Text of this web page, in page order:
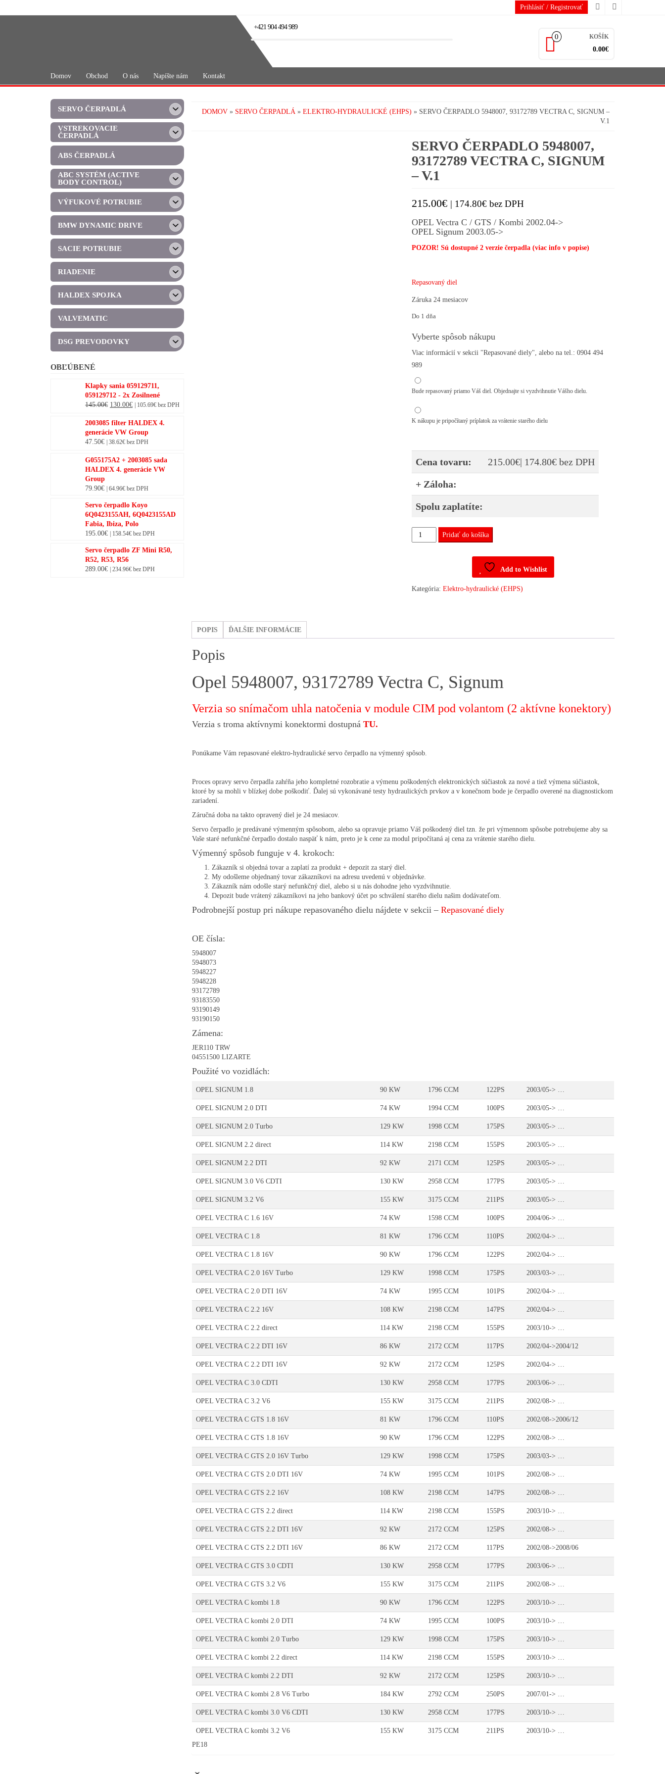
to
Prihlásiť / Registrovať
+421 904 494 989
0 KOŠÍK
0.00€
Domov Obchod O nás Napíšte nám Kontakt
SERVO ČERPADLÁ
VSTREKOVACIE
ČERPADLÁ
ABS ČERPADLÁ
ABC SYSTÉM (ACTIVE
BODY CONTROL)
VÝFUKOVÉ POTRUBIE
BMW DYNAMIC DRIVE
SACIE POTRUBIE
RIADENIE
HALDEX SPOJKA
VALVEMATIC
DSG PREVODOVKY
OBĽÚBENÉ
Klapky sania 059129711,
059129712 - 2x Zosilnené
145.00€ Original
was:
145.00€.
130.00€Current
is:
130.00€.
105.69€ bez DPH
2003085 filter HALDEX 4.
generácie VW Group
47.50€ 38.62€ bez DPH
G055175A2 + 2003085 sada
HALDEX 4. generácie VW
Group
79.90€ 64.96€ bez DPH
Servo čerpadlo Koyo
6Q0423155AH, 6Q0423155AD
Fabia, Ibiza, Polo
195.00€ 158.54€ bez DPH
Servo čerpadlo ZF Mini R50,
R52, R53, R56
289.00€ 234.96€ bez DPH
DOMOV » SERVO ČERPADLÁ » ELEKTRO-HYDRAULICKÉ (EHPS) » SERVO ČERPADLO 5948007, 93172789 VECTRA C, SIGNUM –
V.1
SERVO ČERPADLO 5948007,
93172789 VECTRA C, SIGNUM
– V.1
215.00€ | 174.80€bez DPH
OPEL Vectra C / GTS / Kombi 2002.04->
OPEL Signum 2003.05->
POZOR! Sú dostupné 2 verzie čerpadla (viac info v popise)
Repasovaný diel
Záruka 24 mesiacov
Do 1 dňa
Vyberte spôsob nákupu
Viac informácií v sekcii "Repasované diely", alebo na tel.: 0904 494
989
Bude repasovaný priamo Váš diel. Objednajte si vyzdvihnutie Vášho dielu.
K nákupu je pripočítaný príplatok za vrátenie starého dielu
Cena tovaru: 215.00€| 174.80€bez DPH
+ Záloha:
Spolu zaplatíte:
množstvo
Vectra
Pridať do košíka
Add to Wishlist
Kategória: Elektro-hydraulické (EHPS)
POPIS ĎALŠIE INFORMÁCIE
Popis
Opel 5948007, 93172789 Vectra C, Signum
Verzia so snímačom uhla natočenia v module CIM pod volantom (2 aktívne konektory)
Verzia s troma aktívnymi konektormi dostupná TU.
Ponúkame Vám repasované elektro-hydraulické servo čerpadlo na výmenný spôsob.
Proces opravy servo čerpadla zahŕňa jeho kompletné rozobratie a výmenu poškodených elektronických súčiastok za nové a tiež výmena súčiastok,
ktoré by sa mohli v blízkej dobe poškodiť. Ďalej sú vykonávané testy hydraulických prvkov a v konečnom bode je čerpadlo overené na diagnostickom
zariadení.
Záručná doba na takto opravený diel je 24 mesiacov.
Servo čerpadlo je predávané výmenným spôsobom, alebo sa opravuje priamo Váš poškodený diel tzn. že pri výmennom spôsobe potrebujeme aby sa
Vaše staré nefunkčné čerpadlo dostalo naspäť k nám, preto je k cene za modul pripočítaná aj cena za vrátenie starého dielu.
Výmenný spôsob funguje v 4. krokoch:
Zákazník si objedná tovar a zaplatí za produkt + depozit za starý diel.
My odošleme objednaný tovar zákazníkovi na adresu uvedenú v objednávke.
Zákazník nám odošle starý nefunkčný diel, alebo si u nás dohodne jeho vyzdvihnutie.
Depozit bude vrátený zákazníkovi na jeho bankový účet po schválení starého dielu našim dodávateľom.
Podrobnejší postup pri nákupe repasovaného dielu nájdete v sekcii – Repasované diely
OE čísla:
5948007
5948073
5948227
5948228
93172789
93183550
93190149
93190150
Zámena:
JER110 TRW
04551500 LIZARTE
Použité vo vozidlách:
OPEL SIGNUM 1.8 90 KW 1796 CCM 122PS 2003/05-> …
OPEL SIGNUM 2.0 DTI 74 KW 1994 CCM 100PS 2003/05-> …
OPEL SIGNUM 2.0 Turbo 129 KW 1998 CCM 175PS 2003/05-> …
OPEL SIGNUM 2.2 direct 114 KW 2198 CCM 155PS 2003/05-> …
OPEL SIGNUM 2.2 DTI 92 KW 2171 CCM 125PS 2003/05-> …
OPEL SIGNUM 3.0 V6 CDTI 130 KW 2958 CCM 177PS 2003/05-> …
OPEL SIGNUM 3.2 V6 155 KW 3175 CCM 211PS 2003/05-> …
OPEL VECTRA C 1.6 16V 74 KW 1598 CCM 100PS 2004/06-> …
OPEL VECTRA C 1.8 81 KW 1796 CCM 110PS 2002/04-> …
OPEL VECTRA C 1.8 16V 90 KW 1796 CCM 122PS 2002/04-> …
OPEL VECTRA C 2.0 16V Turbo 129 KW 1998 CCM 175PS 2003/03-> …
OPEL VECTRA C 2.0 DTI 16V 74 KW 1995 CCM 101PS 2002/04-> …
OPEL VECTRA C 2.2 16V 108 KW 2198 CCM 147PS 2002/04-> …
OPEL VECTRA C 2.2 direct 114 KW 2198 CCM 155PS 2003/10-> …
OPEL VECTRA C 2.2 DTI 16V 86 KW 2172 CCM 117PS 2002/04->2004/12
OPEL VECTRA C 2.2 DTI 16V 92 KW 2172 CCM 125PS 2002/04-> …
OPEL VECTRA C 3.0 CDTI 130 KW 2958 CCM 177PS 2003/06-> …
OPEL VECTRA C 3.2 V6 155 KW 3175 CCM 211PS 2002/08-> …
OPEL VECTRA C GTS 1.8 16V 81 KW 1796 CCM 110PS 2002/08->2006/12
OPEL VECTRA C GTS 1.8 16V 90 KW 1796 CCM 122PS 2002/08-> …
OPEL VECTRA C GTS 2.0 16V Turbo 129 KW 1998 CCM 175PS 2003/03-> …
OPEL VECTRA C GTS 2.0 DTI 16V 74 KW 1995 CCM 101PS 2002/08-> …
OPEL VECTRA C GTS 2.2 16V 108 KW 2198 CCM 147PS 2002/08-> …
OPEL VECTRA C GTS 2.2 direct 114 KW 2198 CCM 155PS 2003/10-> …
OPEL VECTRA C GTS 2.2 DTI 16V 92 KW 2172 CCM 125PS 2002/08-> …
OPEL VECTRA C GTS 2.2 DTI 16V 86 KW 2172 CCM 117PS 2002/08->2008/06
OPEL VECTRA C GTS 3.0 CDTI 130 KW 2958 CCM 177PS 2003/06-> …
OPEL VECTRA C GTS 3.2 V6 155 KW 3175 CCM 211PS 2002/08-> …
OPEL VECTRA C kombi 1.8 90 KW 1796 CCM 122PS 2003/10-> …
OPEL VECTRA C kombi 2.0 DTI 74 KW 1995 CCM 100PS 2003/10-> …
OPEL VECTRA C kombi 2.0 Turbo 129 KW 1998 CCM 175PS 2003/10-> …
OPEL VECTRA C kombi 2.2 direct 114 KW 2198 CCM 155PS 2003/10-> …
OPEL VECTRA C kombi 2.2 DTI 92 KW 2172 CCM 125PS 2003/10-> …
OPEL VECTRA C kombi 2.8 V6 Turbo 184 KW 2792 CCM 250PS 2007/01-> …
OPEL VECTRA C kombi 3.0 V6 CDTI 130 KW 2958 CCM 177PS 2003/10-> …
OPEL VECTRA C kombi 3.2 V6 155 KW 3175 CCM 211PS
2003/10-> …
PE18